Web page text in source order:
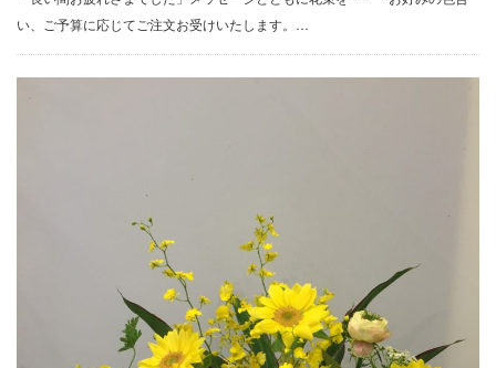
い、ご予算に応じてご注文お受けいたします。…